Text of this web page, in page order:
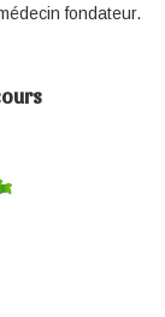
fondateur.